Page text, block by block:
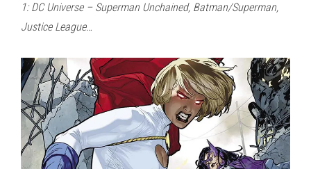
1: DC Universe – Superman Unchained, Batman/Superman,
Justice League…